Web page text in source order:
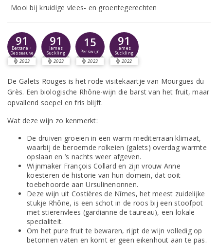
Mooi bij kruidige vlees- en groentegerechten
91
Bettane +
Desseauve
2023
91
James
Suckling
2023
15
Perswijn
2023
91
James
Suckling
2022
De Galets Rouges is het rode visitekaartje van Mourgues du
Grès. Een biologische Rhône-wijn die barst van het fruit, maar
opvallend soepel en fris blijft.
Wat deze wijn zo kenmerkt:
De druiven groeien in een warm mediterraan klimaat,
waarbij de beroemde rolkeien (galets) overdag warmte
opslaan en ’s nachts weer afgeven.
Wijnmaker François Collard en zijn vrouw Anne
koesteren de historie van hun domein, dat ooit
toebehoorde aan Ursulinenonnen.
Deze wijn uit Costières de Nîmes, het meest zuidelijke
stukje Rhône, is een schot in de roos bij een stoofpot
met stierenvlees (gardianne de taureau), een lokale
specialiteit.
Om het pure fruit te bewaren, rijpt de wijn volledig op
betonnen vaten en komt er geen eikenhout aan te pas.